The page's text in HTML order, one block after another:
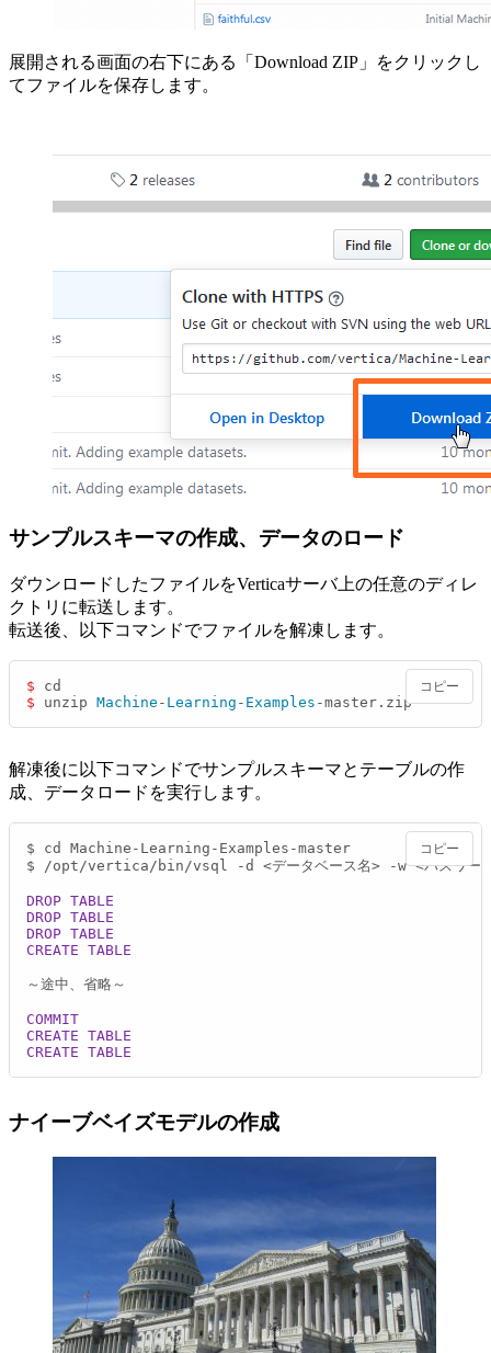
展開される画面の右下にある「Download ZIP」をクリックし
てファイルを保存します。
サンプルスキーマの作成、データのロード
ダウンロードしたファイルをVerticaサーバ上の任意のディレ
クトリに転送します。
転送後、以下コマンドでファイルを解凍します。
$
$ unzip Machine - Learning - Examples -master.zip
コピー
解凍後に以下コマンドでサンプルスキーマとテーブルの作
成、データロードを実行します。
$ cd Machine - Learning - Examples -master
$
/opt /vertica / bin /vsql -d <データベース名> -w <パスワー
DROP TABLE
DROP TABLE
DROP TABLE
CREATE TABLE
～途中、省略～
COMMIT
CREATE TABLE
CREATE TABLE
コピー
ナイーブベイズモデルの作成